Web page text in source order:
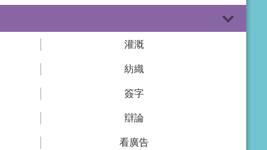
灌溉
紡織
簽字
辯論
看廣告